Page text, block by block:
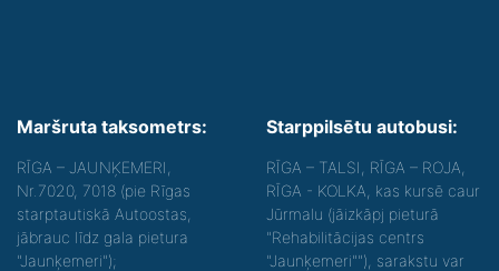
Maršruta taksometrs:
RĪGA – JAUNĶEMERI,
Nr.7020, 7018 (pie Rīgas
starptautiskā Autoostas,
jābrauc līdz gala pietura
"Jaunķemeri");
Starppilsētu autobusi:
RĪGA – TALSI, RĪGA – ROJA,
RĪGA - KOLKA, kas kursē caur
Jūrmalu (jāizkāpj pieturā
"Rehabilitācijas centrs
"Jaunķemeri""), sarakstu var